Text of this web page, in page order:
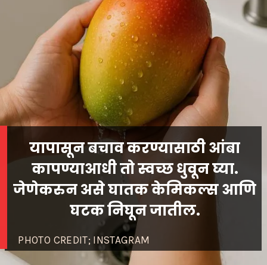
PHOTO CREDIT; INSTAGRAM
यापासून बचाव करण्यासाठी आंबा
कापण्याआधी तो स्वच्छ धुवून घ्या.
जेणेकरुन असे घातक केमिकल्स आणि